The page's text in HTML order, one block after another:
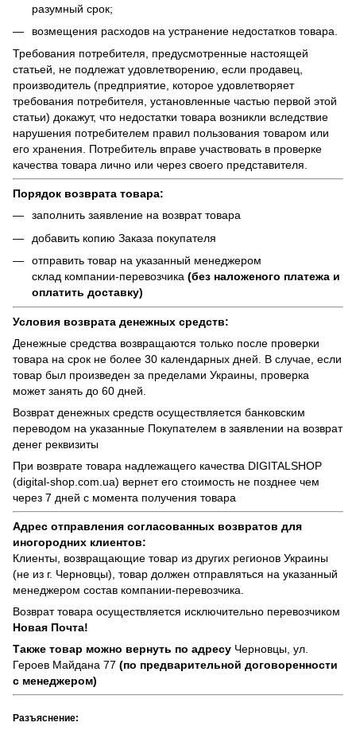
разумный срок;
возмещения расходов на устранение недостатков товара.
Требования потребителя, предусмотренные настоящей
статьей, не подлежат удовлетворению, если продавец,
производитель (предприятие, которое удовлетворяет
требования потребителя, установленные частью первой этой
статьи) докажут, что недостатки товара возникли вследствие
нарушения потребителем правил пользования товаром или
его хранения. Потребитель вправе участвовать в проверке
качества товара лично или через своего представителя.
Порядок возврата товара:
заполнить заявление на возврат товара
добавить копию Заказа покупателя
отправить товар на указанный менеджером
склад компании-перевозчика (без наложеного платежа и
оплатить доставку)
Условия возврата денежных средств:
Денежные средства возвращаются только после проверки
товара на срок не более 30 календарных дней. В случае, если
товар был произведен за пределами Украины, проверка
может занять до 60 дней.
Возврат денежных средств осуществляется банковским
переводом на указанные Покупателем в заявлении на возврат
денег реквизиты
При возврате товара надлежащего качества DIGITALSHOP
(digital-shop.com.ua) вернет его стоимость не позднее чем
через 7 дней с момента получения товара
Адрес отправления согласованных возвратов для
иногородних клиентов:
Клиенты, возвращающие товар из других регионов Украины
(не из г. Черновцы), товар должен отправляться на указанный
менеджером состав компании-перевозчика.
Возврат товара осуществляется исключительно перевозчиком
Новая Почта!
Также товар можно вернуть по адресу Черновцы, ул.
Героев Майдана 77 (по предварительной договоренности
с менеджером)
Разъяснение: